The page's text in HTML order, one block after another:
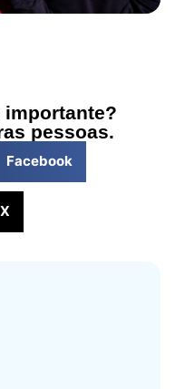
pessoas.
Facebook
X